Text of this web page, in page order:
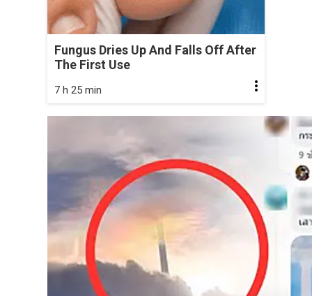
Fungus Dries Up And Falls Off After
The First Use
7 h 25 min